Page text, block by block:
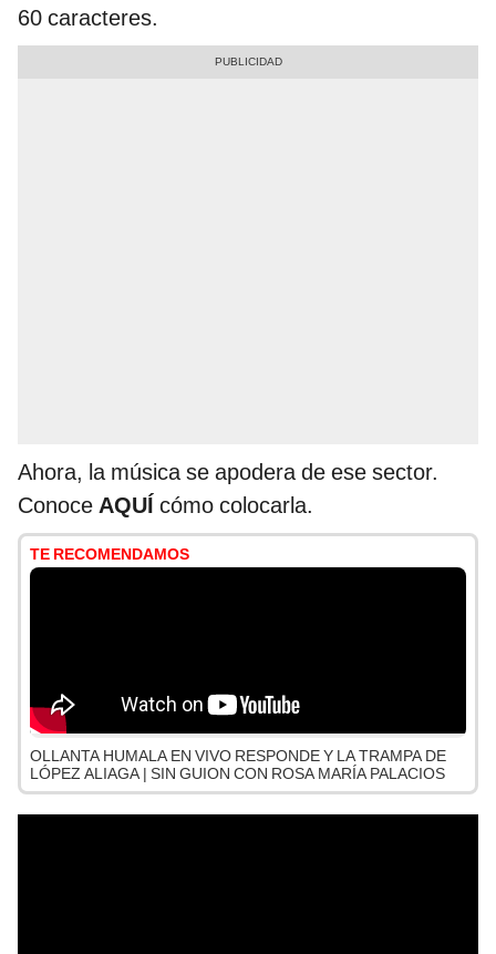
60 caracteres.
Ahora, la música se apodera de ese sector.
Conoce AQUÍ cómo colocarla.
TE RECOMENDAMOS
OLLANTA HUMALA EN VIVO RESPONDE Y LA TRAMPA DE
LÓPEZ ALIAGA | SIN GUION CON ROSA MARÍA PALACIOS